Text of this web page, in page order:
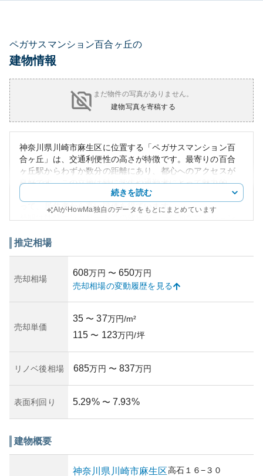
ペガサスマンション百合ヶ丘の
建物情報
まだ物件の写真がありません。
建物写真を寄稿する
神奈川県川崎市麻生区に位置する「ペガサスマンション百
合ヶ丘」は、交通利便性の高さが特徴です。最寄りの百合
ヶ丘駅からわずか数分の距離にあり、都心へのアクセスが
良好です。この立地は特に学生や通勤者にとって魅力的
で、周辺の賃貸物件よりもリーズナブルな家賃設定が相ま
って、居住者から高い評価を得ています。
落ち着いたデザインです。建物は符合的な管理が行われて
が、定期的なメンテナンスが行われ、実年数よりも新しい
印象を与えます。
資産性の観点では、駅近の利便性と周辺の住宅地としての
所有リスクとしては、マンション特有の規約や組合の活動
に伴う追加のルールやコストが存在する点には注意が必要
ます。
続きを読む
AIがHowMa独自のデータをもとにまとめています
推定相場
売却相場
608万円 〜 650万円
売却相場の変動履歴を見る
売却単価
35 〜 37万円/m²
115 〜 123万円/坪
リノベ後相場 685万円 〜 837万円
表面利回り 5.29% 〜 7.93%
建物概要
神奈川県 川崎市麻生区高石１６−３０